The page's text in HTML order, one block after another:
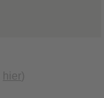
hier)